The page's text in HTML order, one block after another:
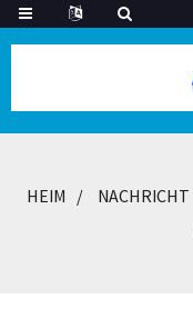
HEIM NACHRICHT